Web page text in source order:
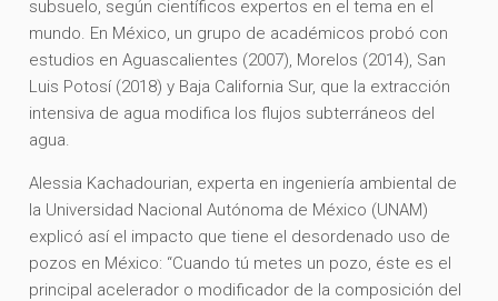
subsuelo, según científicos expertos en el tema en el
mundo. En México, un grupo de académicos probó con
estudios en Aguascalientes (2007), Morelos (2014), San
Luis Potosí (2018) y Baja California Sur, que la extracción
intensiva de agua modifica los flujos subterráneos del
agua.
Alessia Kachadourian, experta en ingeniería ambiental de
la Universidad Nacional Autónoma de México (UNAM)
explicó así el impacto que tiene el desordenado uso de
pozos en México: “Cuando tú metes un pozo, éste es el
principal acelerador o modificador de la composición del